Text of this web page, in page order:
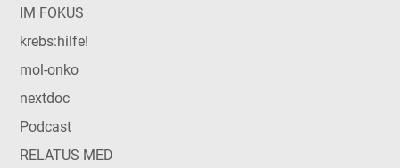
IM FOKUS
krebs:hilfe!
mol-onko
nextdoc
Podcast
RELATUS MED